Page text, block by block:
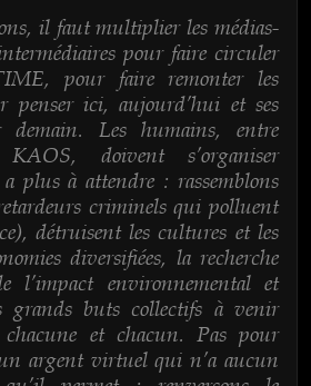
il faut multiplier les médias-
pour faire circuler
pour faire remonter les
penser ici, aujourd’hui et ses
demain. Les humains, entre
doivent s’organiser
plus à attendre : rassemblons
criminels qui polluent
détruisent les cultures et les
diversifiées, la recherche
l’impact environnemental et
grands buts collectifs à venir
et chacun. Pas pour
argent virtuel qui n’a aucun